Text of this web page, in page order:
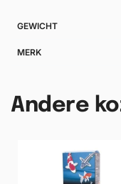
GEWICHT
MERK
Andere